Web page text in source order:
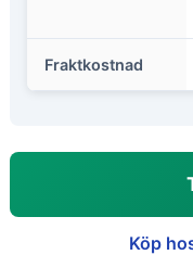
Fraktkostnad
Köp